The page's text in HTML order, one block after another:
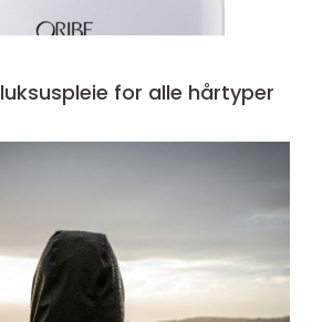
Oribe shampoo luksuspleie for alle hårtyper